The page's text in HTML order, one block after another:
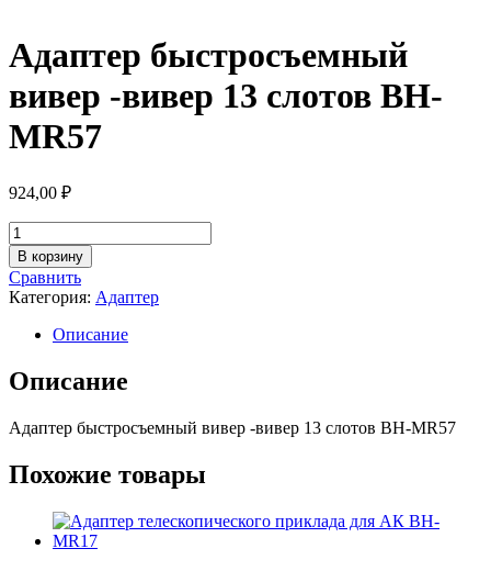
Адаптер быстросъемный
вивер -вивер 13 слотов BH-
MR57
924,00 ₽
Количество
товара
Адаптер
быстросъемный
вивер
-вивер
слотов
BH-
В корзину
Сравнить
Категория: Адаптер
Описание
Описание
Адаптер быстросъемный вивер -вивер 13 слотов BH-MR57
Похожие товары